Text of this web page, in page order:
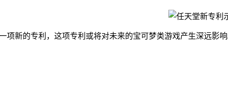
项新的专利，这项专利或将对未来的宝可梦类游戏产生深远影